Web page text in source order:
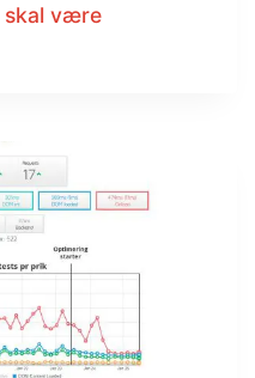
skal være